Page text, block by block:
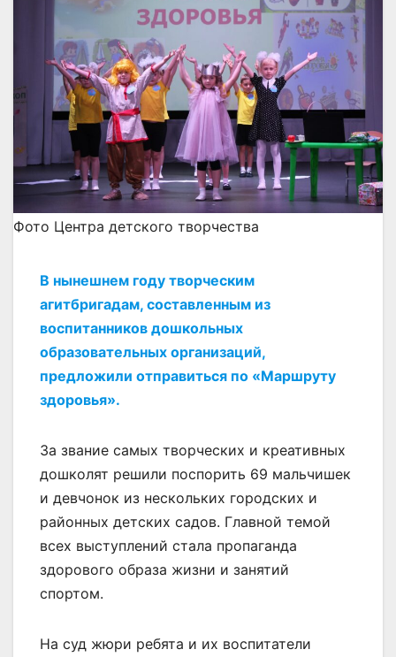
Фото Центра детского творчества
В нынешнем году творческим
агитбригадам, составленным из
воспитанников дошкольных
образовательных организаций,
предложили отправиться по «Маршруту
здоровья».
За звание самых творческих и креативных
дошколят решили поспорить 69 мальчишек
и девчонок из нескольких городских и
районных детских садов. Главной темой
всех выступлений стала пропаганда
здорового образа жизни и занятий
спортом.
На суд жюри ребята и их воспитатели